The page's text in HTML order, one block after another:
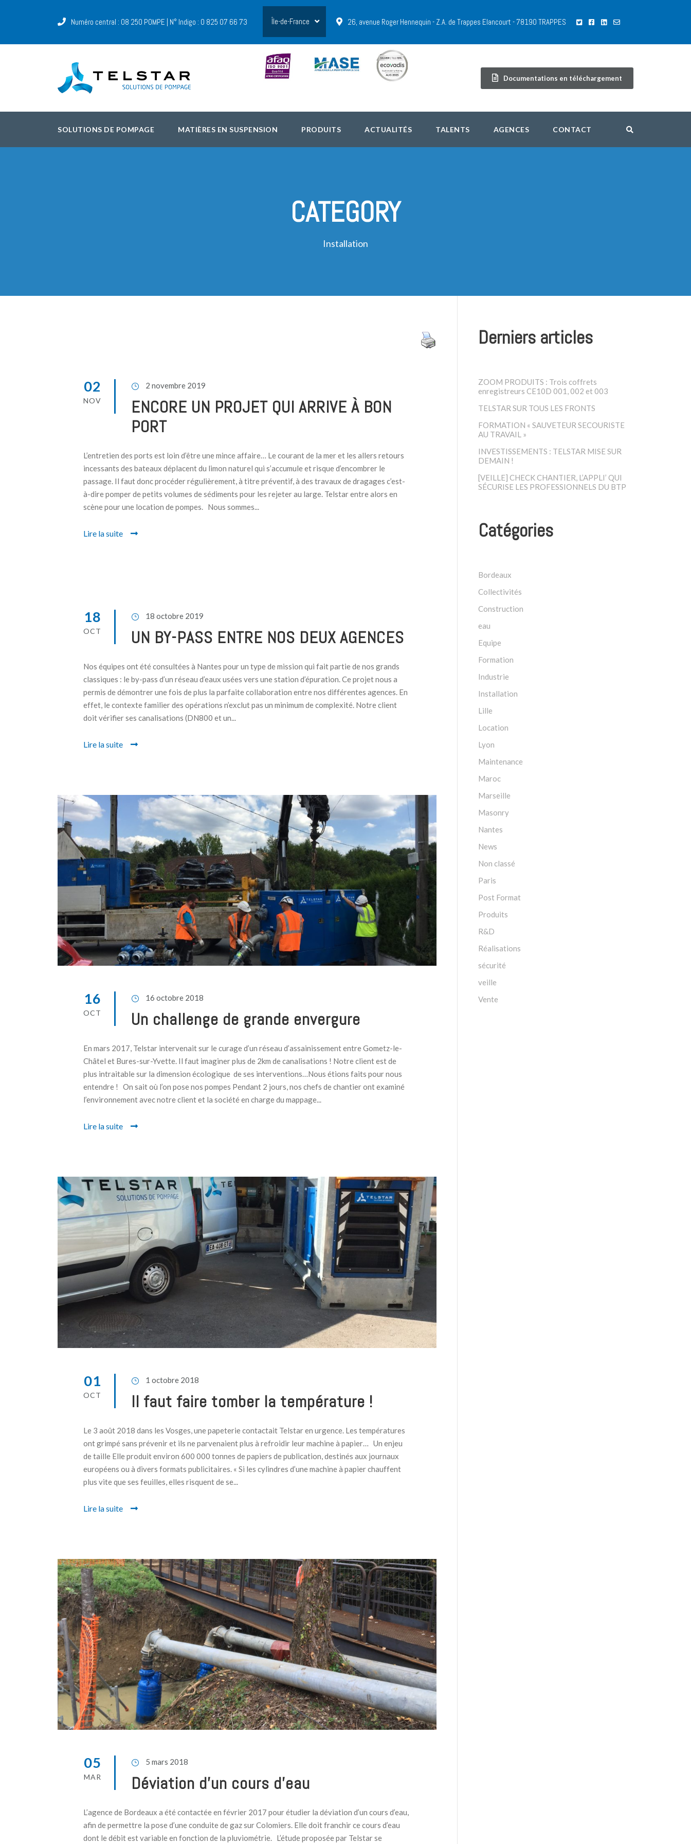
Numéro central : 08 250 POMPE | N° Indigo : 0 825 07 66 73 Île-de-France 26, avenue Roger Hennequin - Z.A. de Trappes Elancourt - 78190 TRAPPES
Documentations en téléchargement
SOLUTIONS DE POMPAGE MATIÈRES EN SUSPENSION PRODUITS ACTUALITÉS TALENTS AGENCES CONTACT
CATEGORY
Installation
02
NOV
2 novembre 2019
ENCORE UN PROJET QUI ARRIVE À BON
PORT
L’entretien des ports est loin d’être une mince affaire… Le courant de la mer et les allers retours
incessants des bateaux déplacent du limon naturel qui s’accumule et risque d’encombrer le
passage. Il faut donc procéder régulièrement, à titre préventif, à des travaux de dragages c’est-
à-dire pomper de petits volumes de sédiments pour les rejeter au large. Telstar entre alors en
scène pour une location de pompes. Nous sommes...
Lire la suite
18
OCT
18 octobre 2019
UN BY-PASS ENTRE NOS DEUX AGENCES
Nos équipes ont été consultées à Nantes pour un type de mission qui fait partie de nos grands
classiques : le by-pass d’un réseau d’eaux usées vers une station d’épuration. Ce projet nous a
permis de démontrer une fois de plus la parfaite collaboration entre nos différentes agences. En
effet, le contexte familier des opérations n’exclut pas un minimum de complexité. Notre client
doit vérifier ses canalisations (DN800 et un...
Lire la suite
16
OCT
16 octobre 2018
Un challenge de grande envergure
En mars 2017, Telstar intervenait sur le curage d’un réseau d’assainissement entre Gometz-le-
Châtel et Bures-sur-Yvette. Il faut imaginer plus de 2km de canalisations ! Notre client est de
plus intraitable sur la dimension écologique de ses interventions…Nous étions faits pour nous
entendre ! On sait où l’on pose nos pompes Pendant 2 jours, nos chefs de chantier ont examiné
l’environnement avec notre client et la société en charge du mappage...
Lire la suite
01
OCT
1 octobre 2018
Il faut faire tomber la température !
Le 3 août 2018 dans les Vosges, une papeterie contactait Telstar en urgence. Les températures
ont grimpé sans prévenir et ils ne parvenaient plus à refroidir leur machine à papier… Un enjeu
de taille Elle produit environ 600 000 tonnes de papiers de publication, destinés aux journaux
européens ou à divers formats publicitaires. « Si les cylindres d’une machine à papier chauffent
plus vite que ses feuilles, elles risquent de se...
Lire la suite
05
MAR
5 mars 2018
Déviation d’un cours d’eau
L’agence de Bordeaux a été contactée en février 2017 pour étudier la déviation d’un cours d’eau,
afin de permettre la pose d’une conduite de gaz sur Colomiers. Elle doit franchir ce cours d’eau
dont le débit est variable en fonction de la pluviométrie. L’étude proposée par Telstar se
Derniers articles
ZOOM PRODUITS : Trois coffrets
enregistreurs CE10D 001, 002 et 003
TELSTAR SUR TOUS LES FRONTS
FORMATION « SAUVETEUR SECOURISTE
AU TRAVAIL »
INVESTISSEMENTS : TELSTAR MISE SUR
DEMAIN !
[VEILLE] CHECK CHANTIER, L’APPLI’ QUI
SÉCURISE LES PROFESSIONNELS DU BTP
Catégories
Bordeaux
Collectivités
Construction
eau
Equipe
Formation
Industrie
Installation
Lille
Location
Lyon
Maintenance
Maroc
Marseille
Masonry
Nantes
News
Non classé
Paris
Post Format
Produits
R&D
Réalisations
sécurité
veille
Vente